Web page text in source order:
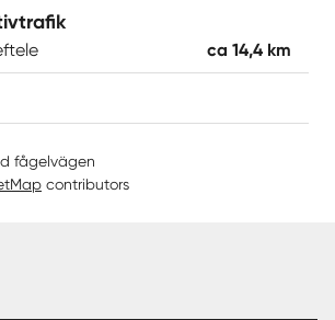
ca 14,4 km
fågelvägen
contributors